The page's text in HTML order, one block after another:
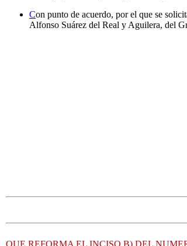
Con punto de acuerdo, por el que se
Alfonso Suárez del Real y Aguilera, del
QUE REFORMA EL INCISO B) DEL